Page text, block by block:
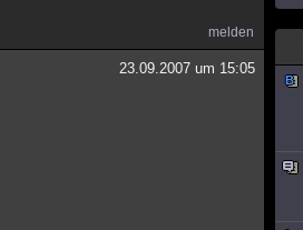
melden
23.09.2007 um 15:05